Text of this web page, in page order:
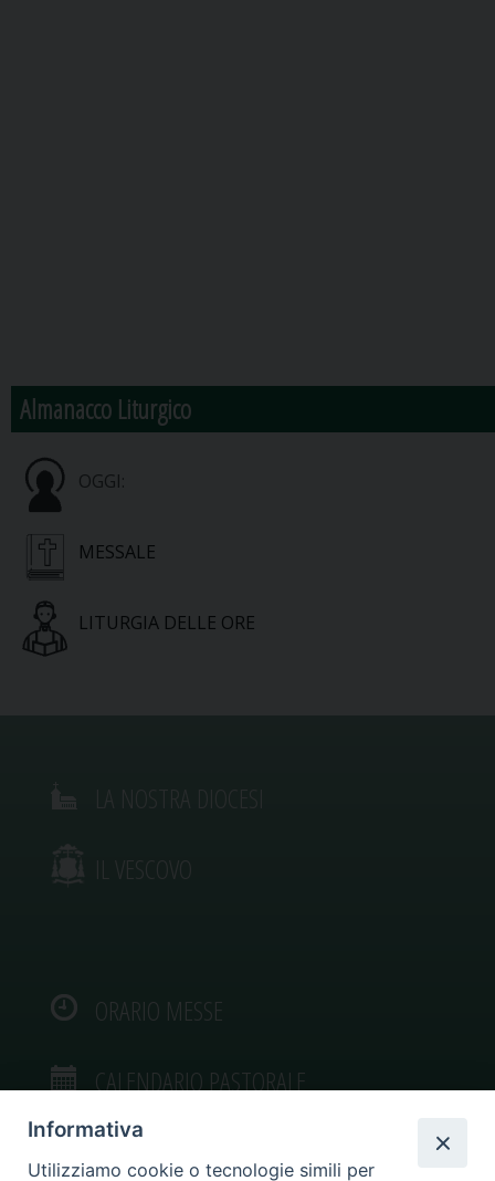
Almanacco Liturgico
OGGI:
MESSALE
LITURGIA DELLE ORE
IL VESCOVO
ORARIO MESSE
CALENDARIO PASTORALE
Informativa
Utilizziamo cookie o tecnologie simili per